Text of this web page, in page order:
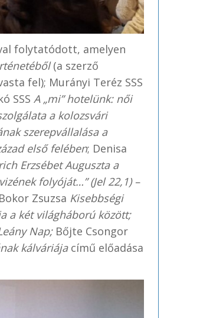
folytatódott, amelyen
(a szerző
fel); Murányi Teréz SSS
SSS A „mi” hotelünk: női
a kolozsvári
szerepvállalása a
első felében; Denisa
Erzsébet Auguszta a
folyóját…” (Jel 22,1) –
Zsuzsa Kisebbségi
a két világháború között;
Nap;Bőjte Csongor
kálváriája című előadása